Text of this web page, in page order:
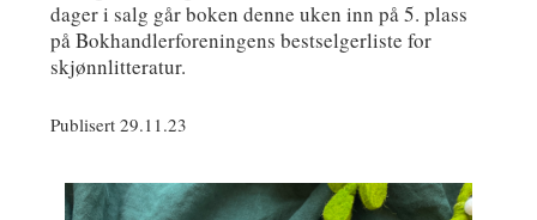
dager i salg går boken denne uken inn på 5. plass
på Bokhandlerforeningens bestselgerliste for
skjønnlitteratur.
Publisert 29.11.23